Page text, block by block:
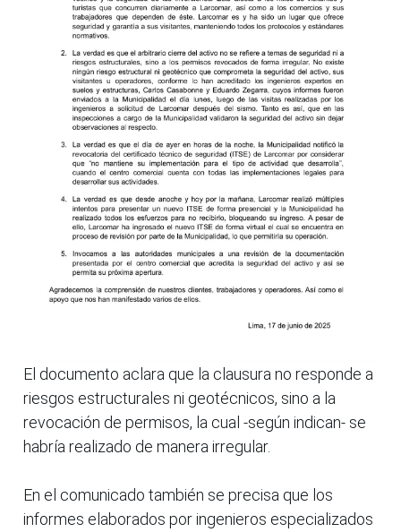
El documento aclara que la clausura no responde a
riesgos estructurales ni geotécnicos, sino a la
revocación de permisos, la cual -según indican- se
habría realizado de manera irregular.
En el comunicado también se precisa que los
informes elaborados por ingenieros especializados